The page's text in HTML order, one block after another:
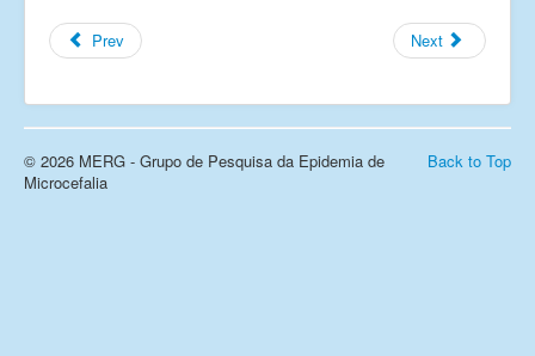
Prev Next
Back to Top
© 2026 MERG - Grupo de Pesquisa da Epidemia de
Microcefalia